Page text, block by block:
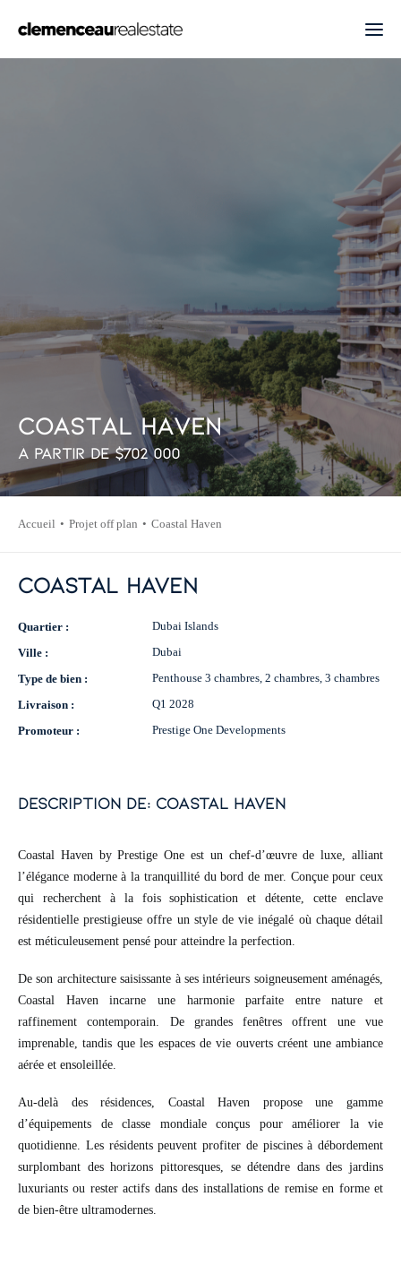
Coastal Haven
À partir de$702 000
Accueil Projet off plan Coastal Haven
Coastal Haven
Quartier :
Dubai Islands
Ville :
Dubai
Type de bien :
Penthouse 3 chambres, 2 chambres, 3 chambres
Livraison :
Q1 2028
Promoteur :
Prestige One Developments
description de: coastal haven
Coastal Haven by Prestige One est un chef-d’œuvre de luxe, alliant
l’élégance moderne à la tranquillité du bord de mer. Conçue pour ceux
qui recherchent à la fois sophistication et détente, cette enclave
résidentielle prestigieuse offre un style de vie inégalé où chaque détail
est méticuleusement pensé pour atteindre la perfection.
De son architecture saisissante à ses intérieurs soigneusement aménagés,
Coastal Haven incarne une harmonie parfaite entre nature et
raffinement contemporain. De grandes fenêtres offrent une vue
imprenable, tandis que les espaces de vie ouverts créent une ambiance
aérée et ensoleillée.
Au-delà des résidences, Coastal Haven propose une gamme
d’équipements de classe mondiale conçus pour améliorer la vie
quotidienne. Les résidents peuvent profiter de piscines à débordement
surplombant des horizons pittoresques, se détendre dans des jardins
luxuriants ou rester actifs dans des installations de remise en forme et
de bien-être ultramodernes.